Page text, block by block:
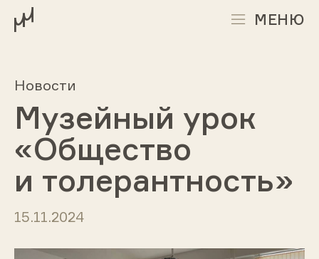
МЕНЮ
Новости
Музейный урок
«Общество
и толерантность»
15.11.2024